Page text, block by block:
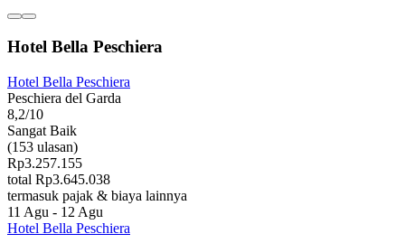
Hotel Bella Peschiera
Hotel Bella Peschiera
Peschiera del Garda
8,2/10
Sangat Baik
(153 ulasan)
Rp3.257.155
total Rp3.645.038
termasuk pajak & biaya lainnya
11 Agu - 12 Agu
Hotel Bella Peschiera